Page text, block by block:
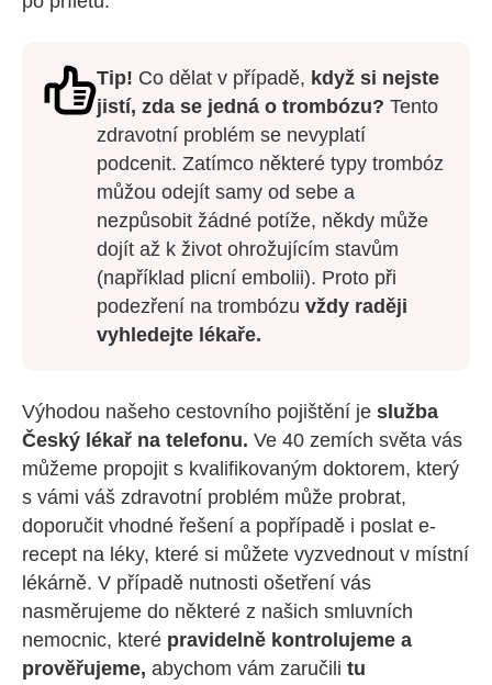
Tip! Co dělat v případě, když si nejste
jistí, zda se jedná o trombózu? Tento
zdravotní problém se nevyplatí
podcenit. Zatímco některé typy trombóz
můžou odejít samy od sebe a
nezpůsobit žádné potíže, někdy může
dojít až k život ohrožujícím stavům
(například plicní embolii). Proto při
podezření na trombózu vždy raději
vyhledejte lékaře.
Výhodou našeho cestovního pojištění je služba
Český lékař na telefonu. Ve 40 zemích světa vás
můžeme propojit s kvalifikovaným doktorem, který
s vámi váš zdravotní problém může probrat,
doporučit vhodné řešení a popřípadě i poslat e-
recept na léky, které si můžete vyzvednout v místní
lékárně. V případě nutnosti ošetření vás
nasměrujeme do některé z našich smluvních
nemocnic, které pravidelně kontrolujeme a
prověřujeme, abychom vám zaručili tu